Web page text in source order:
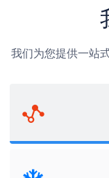
我们为您提供一站